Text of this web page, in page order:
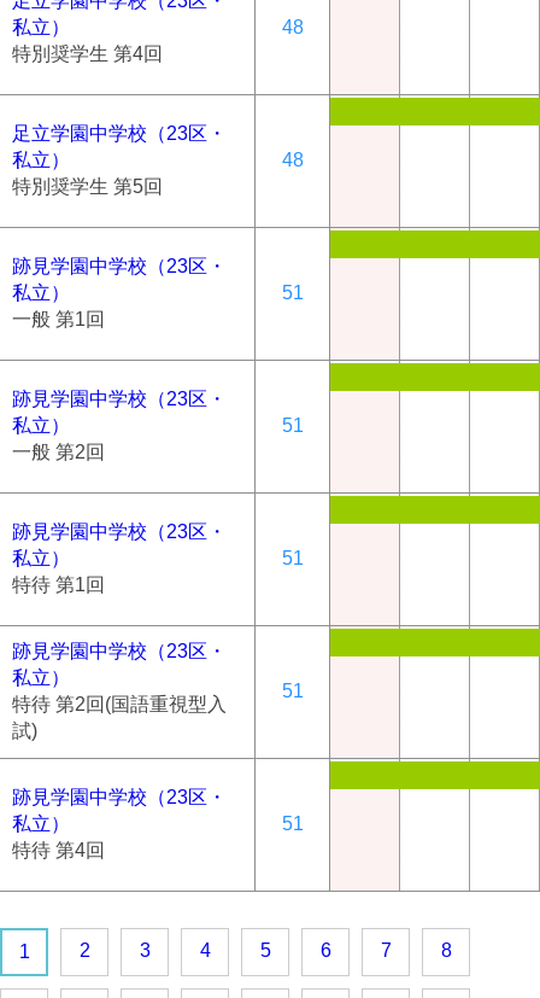
私立）
特別奨学生 第4回
48
足立学園中学校（23区・
私立）
特別奨学生 第5回
48
跡見学園中学校（23区・
私立）
一般 第1回
51
跡見学園中学校（23区・
私立）
一般 第2回
51
跡見学園中学校（23区・
私立）
特待 第1回
51
跡見学園中学校（23区・
私立）
特待 第2回(国語重視型入
試)
51
跡見学園中学校（23区・
私立）
特待 第4回
51
1 2 3 4 5 6 7 8